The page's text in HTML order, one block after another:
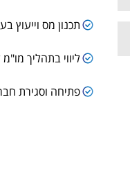
תכנון מס וייעוץ
ליווי בתהליך
פתיחה וסגירת